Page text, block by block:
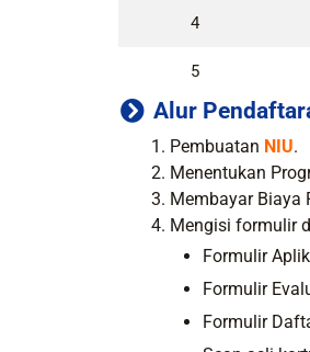
4
5
Alur
Pembuatan NIU.
Menentukan
Membayar Biaya
Mengisi formulir
Formulir
Formulir
Formulir